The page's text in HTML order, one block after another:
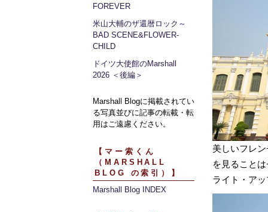
FOREVER
米山大輔のザ還暦ロック～
BAD SCENE&FLOWER-
CHILD
ドイツ大使館のMarshall
2026 ＜後編＞
Marshall Blogに掲載されてい
る写真並びに記事の転載・転
用はご遠慮ください。
【マー索くん
（MARSHALL
BLOG の索引）】
Marshall Blog INDEX
美しいフレ
を見ること
ライト・ア